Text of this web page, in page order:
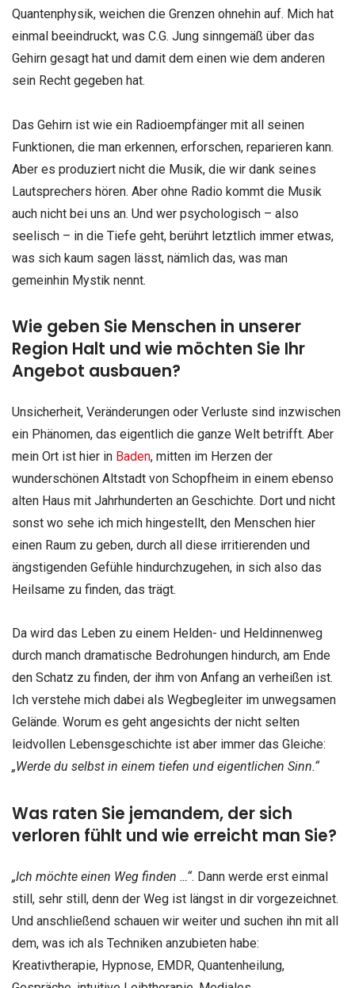
Quantenphysik, weichen die Grenzen ohnehin auf. Mich hat
einmal beeindruckt, was C.G. Jung sinngemäß über das
Gehirn gesagt hat und damit dem einen wie dem anderen
sein Recht gegeben hat.
Das Gehirn ist wie ein Radioempfänger mit all seinen
Funktionen, die man erkennen, erforschen, reparieren kann.
Aber es produziert nicht die Musik, die wir dank seines
Lautsprechers hören. Aber ohne Radio kommt die Musik
auch nicht bei uns an. Und wer psychologisch – also
seelisch – in die Tiefe geht, berührt letztlich immer etwas,
was sich kaum sagen lässt, nämlich das, was man
gemeinhin Mystik nennt.
Wie geben Sie Menschen in unserer
Region Halt und wie möchten Sie Ihr
Angebot ausbauen?
Unsicherheit, Veränderungen oder Verluste sind inzwischen
ein Phänomen, das eigentlich die ganze Welt betrifft. Aber
mein Ort ist hier in Baden, mitten im Herzen der
wunderschönen Altstadt von Schopfheim in einem ebenso
alten Haus mit Jahrhunderten an Geschichte. Dort und nicht
sonst wo sehe ich mich hingestellt, den Menschen hier
einen Raum zu geben, durch all diese irritierenden und
ängstigenden Gefühle hindurchzugehen, in sich also das
Heilsame zu finden, das trägt.
Da wird das Leben zu einem Helden- und Heldinnenweg
durch manch dramatische Bedrohungen hindurch, am Ende
den Schatz zu finden, der ihm von Anfang an verheißen ist.
Ich verstehe mich dabei als Wegbegleiter im unwegsamen
Gelände. Worum es geht angesichts der nicht selten
leidvollen Lebensgeschichte ist aber immer das Gleiche:
„Werde du selbst in einem tiefen und eigentlichen Sinn.“
Was raten Sie jemandem, der sich
verloren fühlt und wie erreicht man Sie?
„Ich möchte einen Weg finden …“. Dann werde erst einmal
still, sehr still, denn der Weg ist längst in dir vorgezeichnet.
Und anschließend schauen wir weiter und suchen ihn mit all
dem, was ich als Techniken anzubieten habe:
Kreativtherapie, Hypnose, EMDR, Quantenheilung,